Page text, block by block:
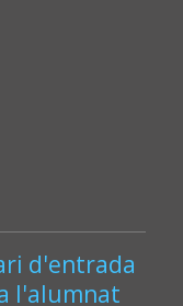
d'entrada
l'alumnat